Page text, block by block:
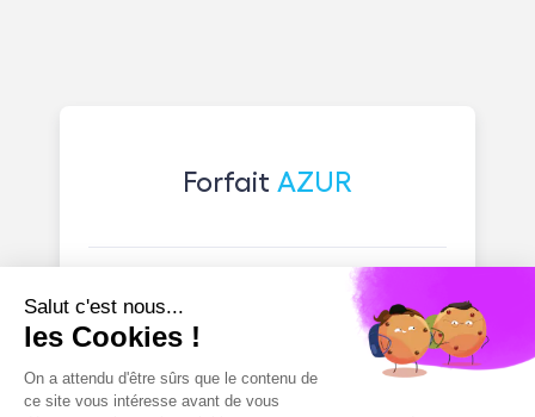
Forfait AZUR
La santé (erreur médicale,
accident, agression...)
La consommation (vice caché, non
livraison...)